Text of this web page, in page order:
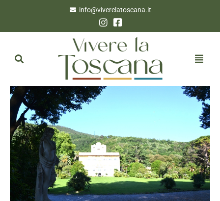
info@viverelatoscana.it